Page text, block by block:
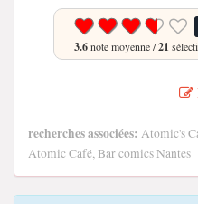
3.6note moyenne /21
recherches associées: Atomic's
Atomic Café, Bar comics Nantes